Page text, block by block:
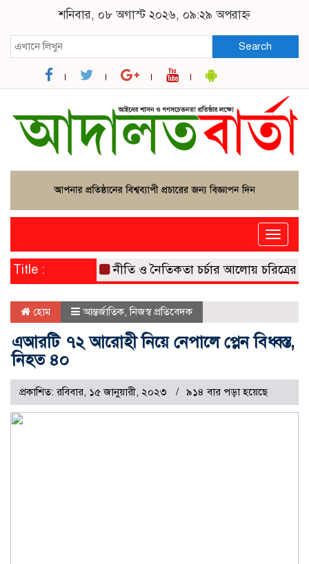
শনিবার, ০৮ অগাস্ট ২০২৬, ০৯:২৯ অপরাহ্ন
Search
Toggle
Title : নীতি ও নৈতিকতা চর্চার আলোয় চরিত্রের
হোম আন্তর্জাতিক,নিজস্ব প্রতিবেদক
এআরটি ৭২ আরোহী নিয়ে নেপালে প্লেন বিধ্বস্ত,
নিহত ৪০
প্রকাশিত: রবিবার, ১৫ জানুয়ারী, ২০২৩ ৯১৪ বার পড়া হয়েছে